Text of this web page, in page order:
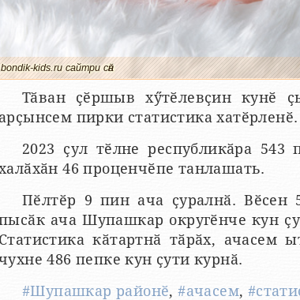
bondik-kids.ru сайтри сӑн
Тӑван ҫӗршыв хӳтӗлевҫин кунӗ
пирки статистика хатӗрленӗ.
2023 ҫул тӗлне республикӑра
46 проценчӗпе танлашать.
Пӗлтӗр 9 пин ача ҫуралнӑ.
ача Шупашкар округӗнче кун
кӑтартнӑ тӑрӑх, ачасем
486 пепке кун ҫути курнӑ.
#Шупашкар районӗ,#ачасем,